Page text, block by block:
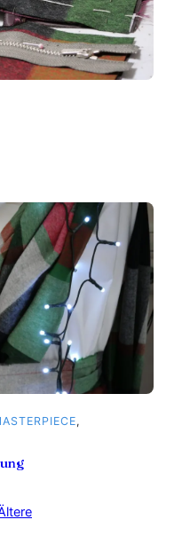
Zwischenstand
WKSA